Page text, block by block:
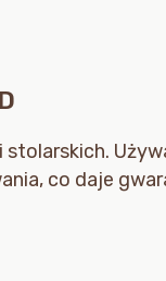
co daje